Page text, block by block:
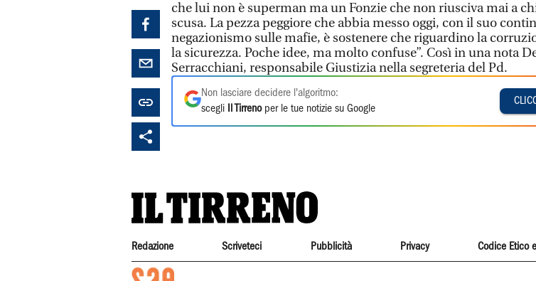
che lui non è superman ma un Fonzie che non riusciva mai a
scusa. La pezza peggiore che abbia messo oggi, con il suo
negazionismo sulle mafie, è sostenere che riguardino la
la sicurezza. Poche idee, ma molto confuse”. Così in una nota
Serracchiani, responsabile Giustizia nella segreteria del Pd.
Non lasciare decidere l'algoritmo:
scegli
Il Tirrenoper le tue notizie su Google
Redazione Scriveteci Pubblicità Privacy Codice Etico